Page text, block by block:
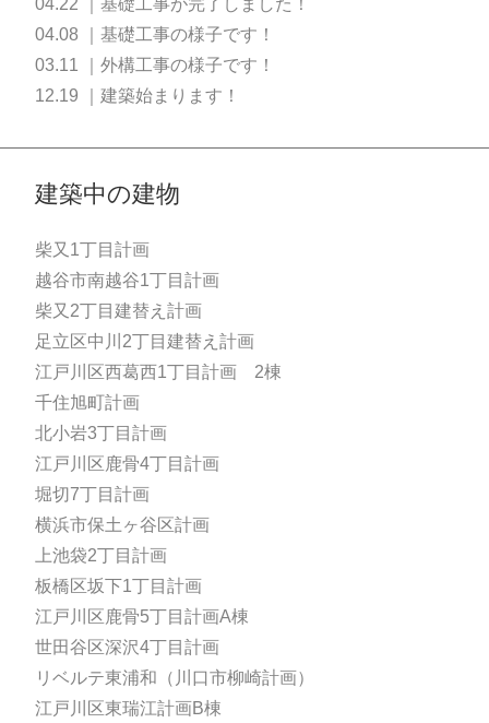
04.22 ｜基礎工事が完了しました！
04.08 ｜基礎工事の様子です！
03.11 ｜外構工事の様子です！
12.19 ｜建築始まります！
建築中の建物
柴又1丁目計画
越谷市南越谷1丁目計画
柴又2丁目建替え計画
足立区中川2丁目建替え計画
江戸川区西葛西1丁目計画 2棟
千住旭町計画
北小岩3丁目計画
江戸川区鹿骨4丁目計画
堀切7丁目計画
横浜市保土ヶ谷区計画
上池袋2丁目計画
板橋区坂下1丁目計画
江戸川区鹿骨5丁目計画A棟
世田谷区深沢4丁目計画
リベルテ東浦和（川口市柳崎計画）
江戸川区東瑞江計画B棟